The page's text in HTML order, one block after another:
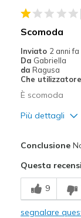
Scomoda
Inviato 2 anni fa
Da Gabriella
da Ragusa
Che
È scomoda
Più dettagli
Difetti
Bassa qualità
Conclusione
Questa
9
segnalare